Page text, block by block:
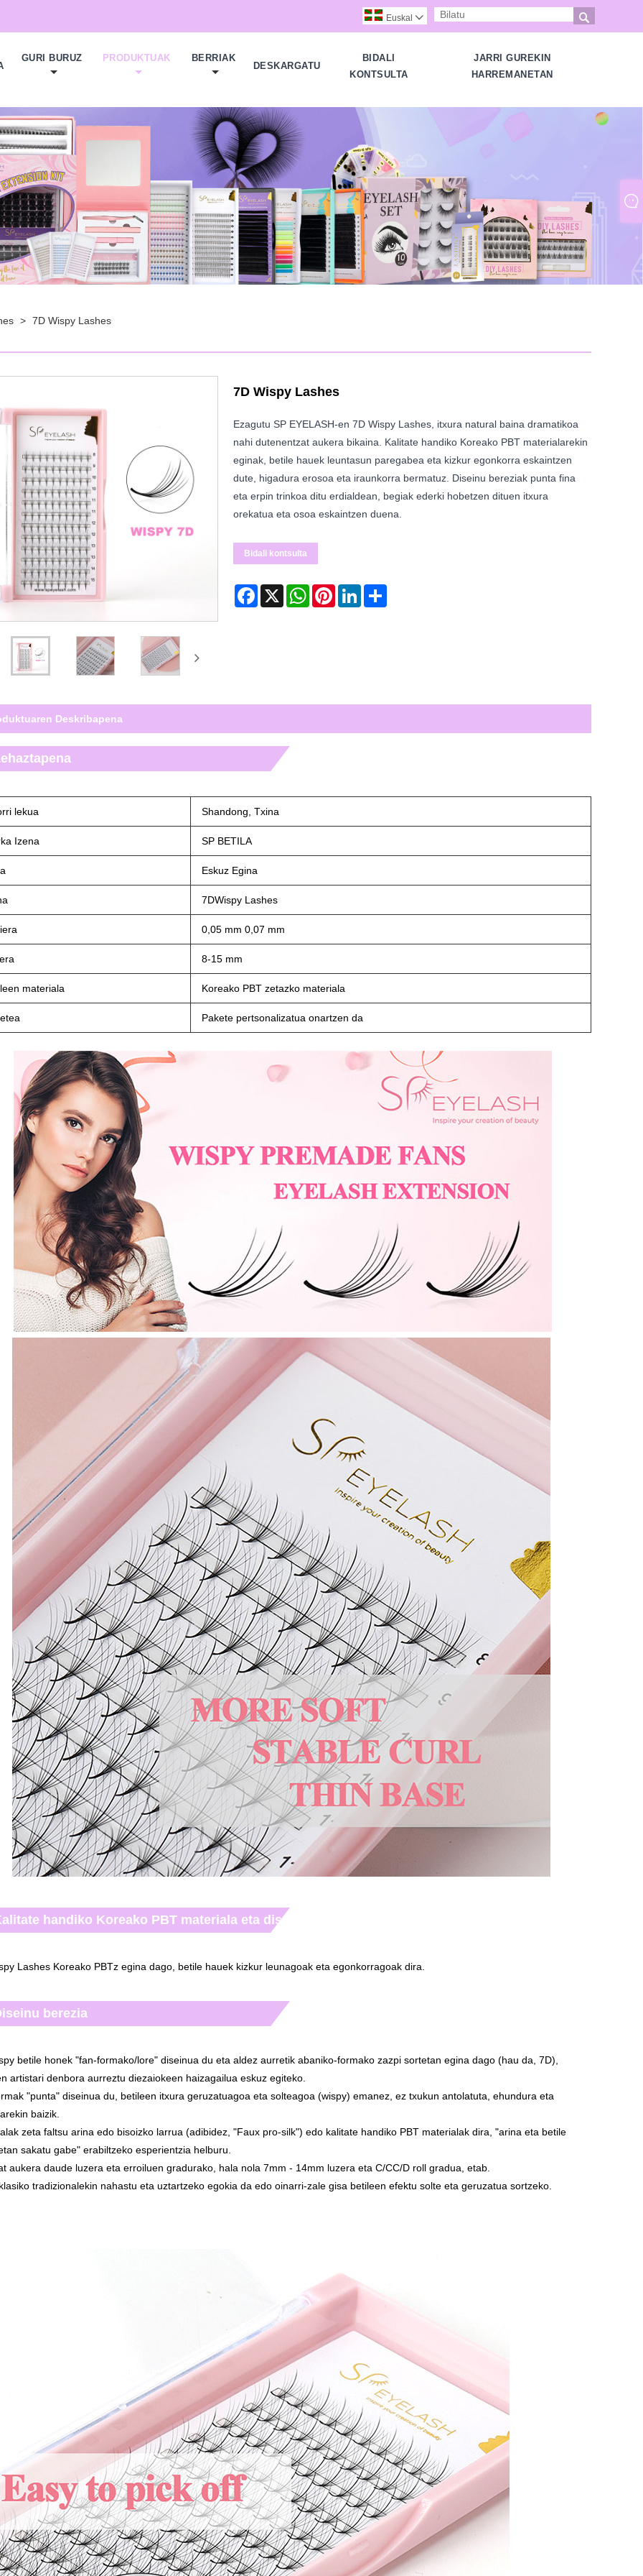

Euskal 
GURI BURUZ PRODUKTUAK BERRIAK
DESKARGATU
BIDALI
KONTSULTA
JARRI GUREKIN
HARREMANETAN
> 7D Wispy Lashes
7D Wispy Lashes
Ezagutu SP EYELASH-en 7D Wispy Lashes, itxura natural baina dramatikoa
nahi dutenentzat aukera bikaina. Kalitate handiko Koreako PBT materialarekin
eginak, betile hauek leuntasun paregabea eta kizkur egonkorra eskaintzen
dute, higadura erosoa eta iraunkorra bermatuz. Diseinu bereziak punta fina
eta erpin trinkoa ditu erdialdean, begiak ederki hobetzen dituen itxura
orekatua eta osoa eskaintzen duena.
Bidali kontsulta
Facebook
X WhatsAppPinterestLinkedInShare
Deskribapena
lekua Shandong, Txina
Izena SP BETILA
Eskuz Egina
7DWispy Lashes
0,05 mm 0,07 mm
8-15 mm
materiala Koreako PBT zetazko materiala
Pakete pertsonalizatua onartzen da
handiko Koreako PBT materiala eta diseinu berezia
Lashes Koreako PBTz egina dago, betile hauek kizkur leunagoak eta egonkorragoak dira.
berezia
betile honek "fan-formako/lore" diseinua du eta aldez aurretik abaniko-formako zazpi sortetan egina dago (hau da, 7D),
artistari denbora aurreztu diezaiokeen haizagailua eskuz egiteko.
"punta" diseinua du, betileen itxura geruzatuagoa eta solteagoa (wispy) emanez, ez txukun antolatuta, ehundura eta
baizik.
zeta faltsu arina edo bisoizko larrua (adibidez, "Faux pro-silk") edo kalitate handiko PBT materialak dira, "arina eta betile
sakatu gabe" erabiltzeko esperientzia helburu.
aukera daude luzera eta erroiluen gradurako, hala nola 7mm - 14mm luzera eta C/CC/D roll gradua, etab.
tradizionalekin nahastu eta uztartzeko egokia da edo oinarri-zale gisa betileen efektu solte eta geruzatua sortzeko.